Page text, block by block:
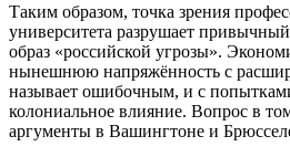
Таким образом, точка зрения
университета разрушает
образ «российской угрозы».
нынешнюю напряжённость с
называет ошибочным, и с
колониальное влияние. Вопрос в
аргументы в Вашингтоне и